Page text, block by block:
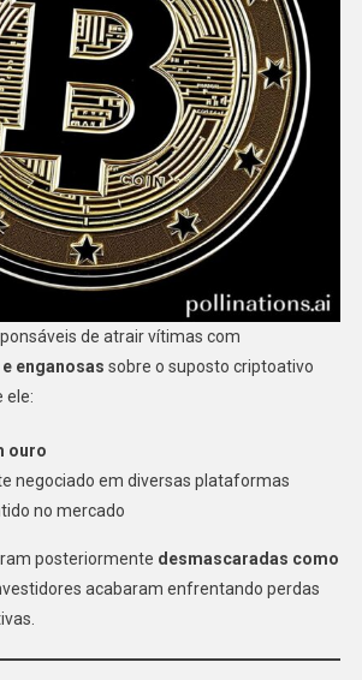
de atrair vítimas com
enganosas sobre o suposto criptoativo
ele:
ouro
negociado em diversas plataformas
no mercado
posteriormente desmascaradas como
acabaram enfrentando perdas